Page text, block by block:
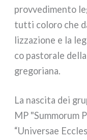
prov­ve­di­men­to
tut­ti colo­ro che
liz­za­zio­ne e la
co pasto­ra­le
gregoriana.
La nasci­ta dei
MP "Summorum
“Universae